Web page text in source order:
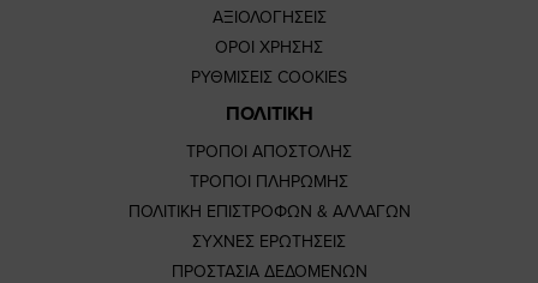
ΑΞΙΟΛΟΓΗΣΕΙΣ
ΟΡΟΙ ΧΡΗΣΗΣ
ΡΥΘΜΙΣΕΙΣ COOKIES
ΠΟΛΙΤΙΚΗ
ΤΡΟΠΟΙ ΑΠΟΣΤΟΛΗΣ
ΤΡΟΠΟΙ ΠΛΗΡΩΜΗΣ
ΠΟΛΙΤΙΚΗ ΕΠΙΣΤΡΟΦΩΝ & ΑΛΛΑΓΩΝ
ΣΥΧΝΕΣ ΕΡΩΤΗΣΕΙΣ
ΠΡΟΣΤΑΣΙΑ ΔΕΔΟΜΕΝΩΝ